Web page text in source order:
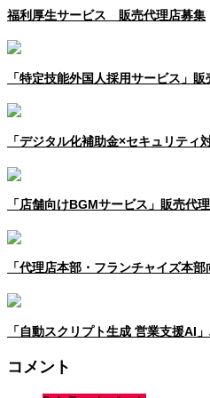
福利厚生サービス 販売代理店募集
「特定技能外国人採用サービス」
「デジタル化補助金×セキュリテ
「店舗向けBGMサービス」販売代
「代理店本部・フランチャイズ本
「自動スクリプト生成 営業支援AI
コメント